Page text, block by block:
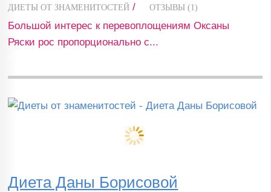
ДИЕТЫ ОТ ЗНАМЕНИТОСТЕЙ / ОТЗЫВЫ (1)
Большой интерес к перевоплощениям Оксаны
Ряски рос пропорционально с...
Диета Даны Борисовой